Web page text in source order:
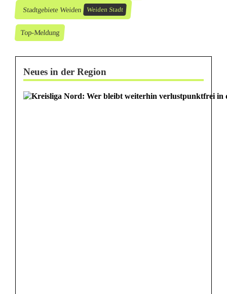
Stadtgebiete Weiden Weiden Stadt
Top-Meldung
Neues in der Region